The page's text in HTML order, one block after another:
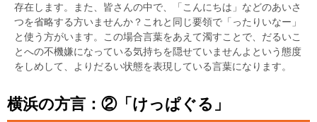
存在します。また、皆さんの中で、「こんにちは」などのあいさ
つを省略する方いませんか？これと同じ要領で「ったりいなー」
と使う方がいます。この場合言葉をあえて濁すことで、だるいこ
とへの不機嫌になっている気持ちを隠せていませんよという態度
をしめして、よりだるい状態を表現している言葉になります。
横浜の方言：②「けっぱぐる」